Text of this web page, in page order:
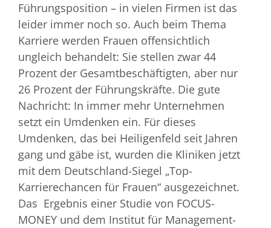
Führungsposition – in vielen Firmen ist das
leider immer noch so. Auch beim Thema
Karriere werden Frauen offensichtlich
ungleich behandelt: Sie stellen zwar 44
Prozent der Gesamtbeschäftigten, aber nur
26 Prozent der Führungskräfte. Die gute
Nachricht: In immer mehr Unternehmen
setzt ein Umdenken ein. Für dieses
Umdenken, das bei Heiligenfeld seit Jahren
gang und gäbe ist, wurden die Kliniken jetzt
mit dem Deutschland-Siegel „Top-
Karrierechancen für Frauen“ ausgezeichnet.
Das Ergebnis einer Studie von FOCUS-
MONEY und dem Institut für Management-